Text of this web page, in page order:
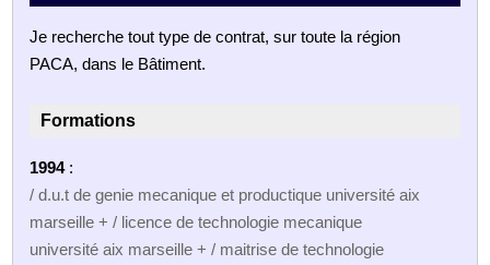
Je recherche tout type de contrat, sur toute la région
PACA, dans le Bâtiment.
Formations
1994:
/ d.u.t de genie mecanique et productique université aix
marseille + / licence de technologie mecanique
université aix marseille + / maitrise de technologie